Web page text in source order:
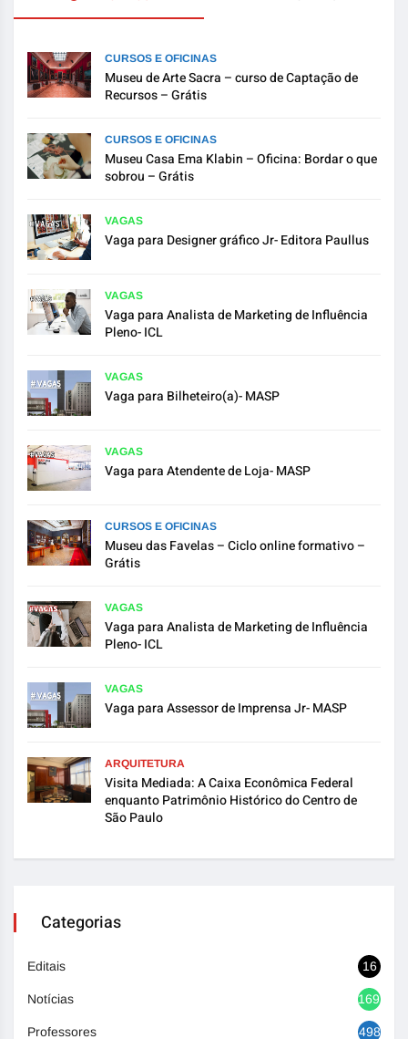
CURSOS E OFICINAS
Museu de Arte Sacra – curso de Captação de
Recursos – Grátis
CURSOS E OFICINAS
Museu Casa Ema Klabin – Oficina: Bordar o que
sobrou – Grátis
VAGAS
Vaga para Designer gráfico Jr- Editora Paullus
VAGAS
Vaga para Analista de Marketing de Influência
Pleno- ICL
VAGAS
Vaga para Bilheteiro(a)- MASP
VAGAS
Vaga para Atendente de Loja- MASP
CURSOS E OFICINAS
Museu das Favelas – Ciclo online formativo –
Grátis
VAGAS
Vaga para Analista de Marketing de Influência
Pleno- ICL
VAGAS
Vaga para Assessor de Imprensa Jr- MASP
ARQUITETURA
Visita Mediada: A Caixa Econômica Federal
enquanto Patrimônio Histórico do Centro de
São Paulo
Categorias
Editais 16
Notícias 1692
Professores 498